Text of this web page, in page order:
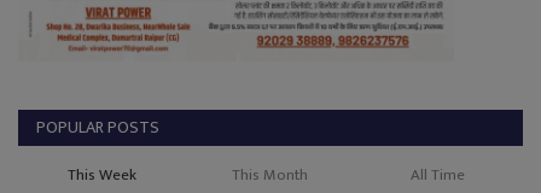
POPULAR POSTS
This Week This Month All Time